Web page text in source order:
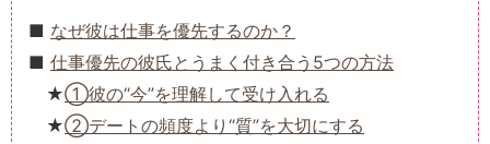
なぜ彼は仕事を優先するのか？
仕事優先の彼氏とうまく付き合う5つの方法
①彼の“今”を理解して受け入れる
②デートの頻度より“質”を大切にする